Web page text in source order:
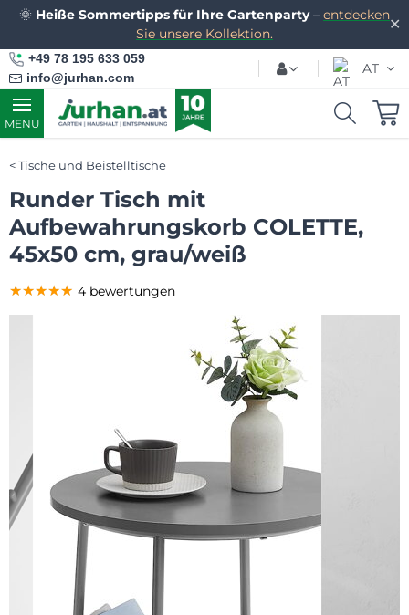
✕
🌞 Heiße Sommertipps für Ihre Gartenparty– entdecken
Sie unsere Kollektion.
+49 78 195 633 059
info@jurhan.com
AT
MENU
Tische und Beistelltische
Runder Tisch mit
Aufbewahrungskorb COLETTE,
45x50 cm, grau/weiß
★★★★★
★★★★★
★★★★★ 4 bewertungen